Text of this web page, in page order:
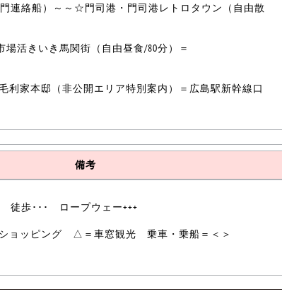
連絡船）～～☆門司港・門司港レトロタウン（自由散
活きいき馬関街（自由昼食/80分）＝
利家本邸（非公開エリア特別案内）＝広島駅新幹線口
備考
歩･･･ ロープウェー+++
ッピング △＝車窓観光 乗車・乗船＝＜＞